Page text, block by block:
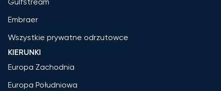
Gulfstream
Embraer
Wszystkie prywatne odrzutowce
KIERUNKI
Europa Zachodnia
Europa Południowa